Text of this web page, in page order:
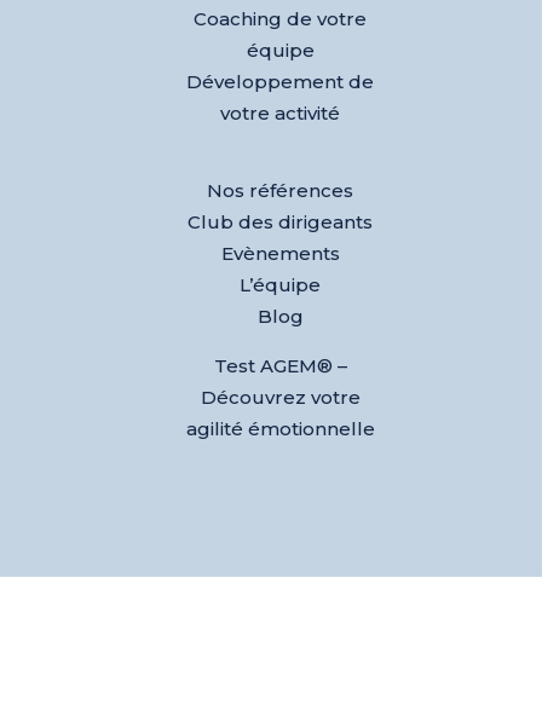
Coaching de votre
équipe
Développement de
votre activité
Nos références
Club des dirigeants
Evènements
L’équipe
Blog
Test AGEM® –
Découvrez votre
agilité émotionnelle